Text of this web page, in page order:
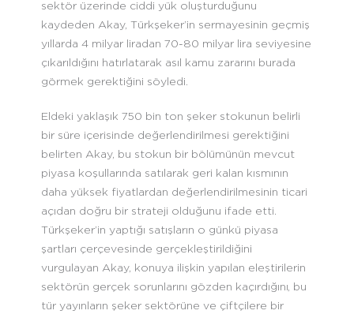
sektör üzerinde ciddi yük oluşturduğunu
kaydeden Akay, Türkşeker’in sermayesinin geçmiş
yıllarda 4 milyar liradan 70-80 milyar lira seviyesine
çıkarıldığını hatırlatarak asıl kamu zararını burada
görmek gerektiğini söyledi.
Eldeki yaklaşık 750 bin ton şeker stokunun belirli
bir süre içerisinde değerlendirilmesi gerektiğini
belirten Akay, bu stokun bir bölümünün mevcut
piyasa koşullarında satılarak geri kalan kısmının
daha yüksek fiyatlardan değerlendirilmesinin ticari
açıdan doğru bir strateji olduğunu ifade etti.
Türkşeker’in yaptığı satışların o günkü piyasa
şartları çerçevesinde gerçekleştirildiğini
vurgulayan Akay, konuya ilişkin yapılan eleştirilerin
sektörün gerçek sorunlarını gözden kaçırdığını, bu
tür yayınların şeker sektörüne ve çiftçilere bir